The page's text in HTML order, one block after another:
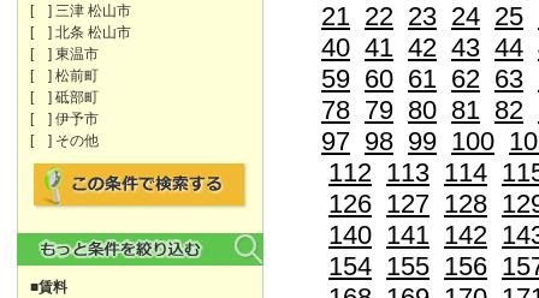
[ ] 三津 松山市
[ ] 北条 松山市
[ ] 東温市
[ ] 松前町
[ ] 砥部町
[ ] 伊予市
[ ] その他
■賃料
21 22 23 24 25
40 41 42 43 44
59 60 61 62 63
78 79 80 81 82
97 98 99 100
112 113 114
126 127 128
140 141 142
154 155 156